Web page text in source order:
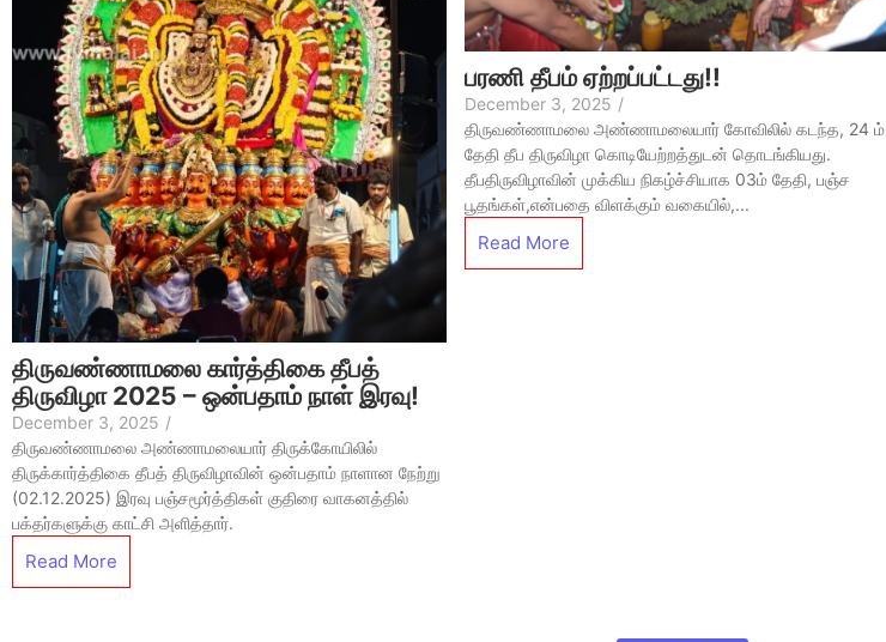
திருவண்ணாமலை கார்த்திகை தீபத்
திருவிழா 2025 – ஒன்பதாம் நாள் இரவு!
December 3, 2025 /
திருவண்ணாமலை அண்ணாமலையார் திருக்கோயிலில்
திருக்கார்த்திகை தீபத் திருவிழாவின் ஒன்பதாம் நாளான நேற்று
(02.12.2025) இரவு பஞ்சமூர்த்திகள் குதிரை வாகனத்தில்
பக்தர்களுக்கு காட்சி அளித்தார்.
Read More
பரணி தீபம் ஏற்றப்பட்டது!!
December 3, 2025 /
திருவண்ணாமலை அண்ணாமலையார் கோவிலில் கடந்த, 24 ம்
தேதி தீப திருவிழா கொடியேற்றத்துடன் தொடங்கியது.
தீபதிருவிழாவின் முக்கிய நிகழ்ச்சியாக 03ம் தேதி, பஞ்ச
பூதங்கள்,என்பதை விளக்கும் வகையில்,...
Read More